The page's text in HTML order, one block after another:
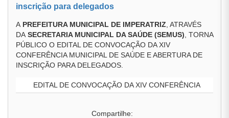
inscrição para delegados
A PREFEITURA MUNICIPAL DE IMPERATRIZ , ATRAVÉS
DA SECRETARIA MUNICIPAL DA SAÚDE (SEMUS) , TORNA
PÚBLICO O EDITAL DE CONVOCAÇÃO DA XIV
CONFERÊNCIA MUNICIPAL DE SAÚDE E ABERTURA DE
INSCRIÇÃO PARA DELEGADOS.
EDITAL DE CONVOCAÇÃO DA XIV CONFERÊNCIA
Compartilhe: